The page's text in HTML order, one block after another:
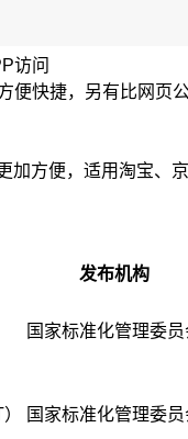
访问
便快捷，另有比网页
加方便，适用淘宝、
发布机构
国家标准化管理委
国家标准化管理委